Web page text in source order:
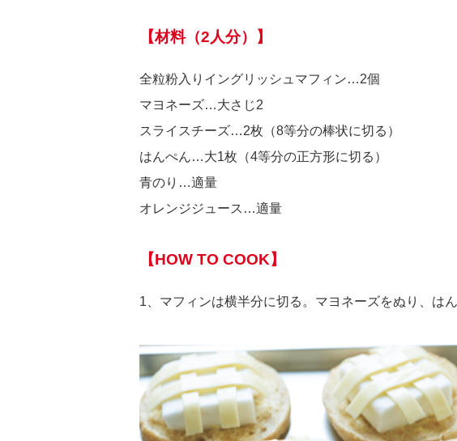
【材料（2人分）】
全粒粉入りイングリッシュマフィン…2個
マヨネーズ…大さじ2
スライスチーズ…2枚（8等分の棒状に切る）
はんぺん…大1枚（4等分の正方形に切る）
青のり…適量
オレンジジュース…適量
【HOW TO COOK】
1、マフィンは横半分に切る。マヨネーズをぬり、は